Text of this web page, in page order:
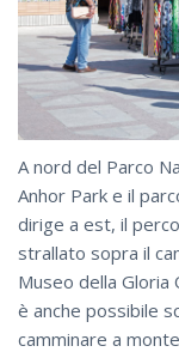
A nord del Parco
Anhor Park e il
dirige a est, il
strallato sopra il
Museo della Gloria
è anche possibile
camminare a